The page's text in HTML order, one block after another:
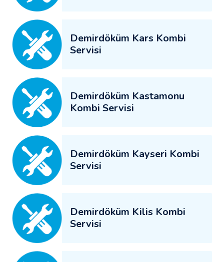
Demirdöküm Kars Kombi
Servisi
Demirdöküm Kastamonu
Kombi Servisi
Demirdöküm Kayseri Kombi
Servisi
Demirdöküm Kilis Kombi
Servisi